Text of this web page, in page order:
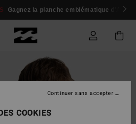
Gagnez la planche emblématique d'Andy
COOKIES
Continuer sans accepter